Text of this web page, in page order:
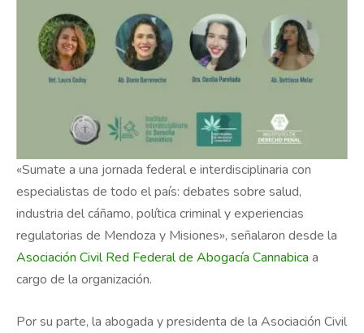
«Sumate a una jornada federal e interdisciplinaria con
especialistas de todo el país: debates sobre salud,
industria del cáñamo, política criminal y experiencias
regulatorias de Mendoza y Misiones», señalaron desde la
Asociación Civil Red Federal de Abogacía Cannabica a
cargo de la organización.
Por su parte, la abogada y presidenta de la Asociación Civil